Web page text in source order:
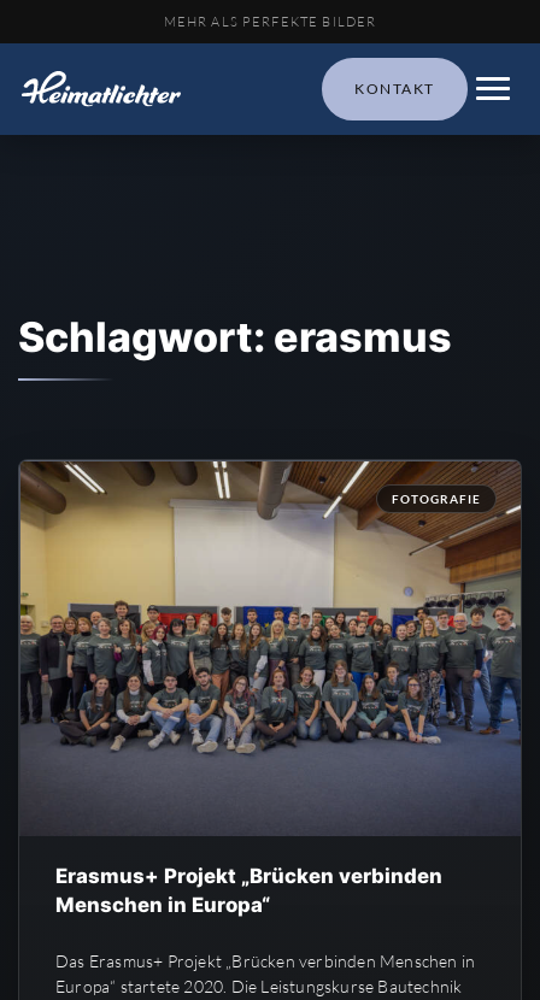
MEHR ALS PERFEKTE BILDER
KONTAKT
Schlagwort: erasmus
FOTOGRAFIE
Erasmus+ Projekt „Brücken verbinden
Menschen in Europa“
Das Erasmus+ Projekt „Brücken verbinden Menschen in
Europa“ startete 2020. Die Leistungskurse Bautechnik